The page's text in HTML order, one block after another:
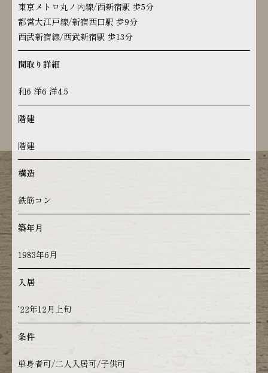
東京メトロ丸ノ内線/西新宿駅 歩5分
都営大江戸線/新宿西口駅 歩9分
西武新宿線/西武新宿駅 歩13分
間取り詳細
和6 洋6 洋4.5
階建
階建
構造
鉄筋コン
築年月
1983年6月
入居
’22年12月上旬
条件
単身者可/二人入居可/子供可